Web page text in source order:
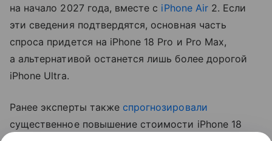
на начало 2027 года, вместе с iPhone Air2. Если
эти сведения подтвердятся, основная часть
спроса придется на iPhone 18 Pro и Pro Max,
а альтернативой останется лишь более дорогой
iPhone Ultra.
Ранее эксперты также спрогнозировали
существенное повышение стоимости iPhone 18